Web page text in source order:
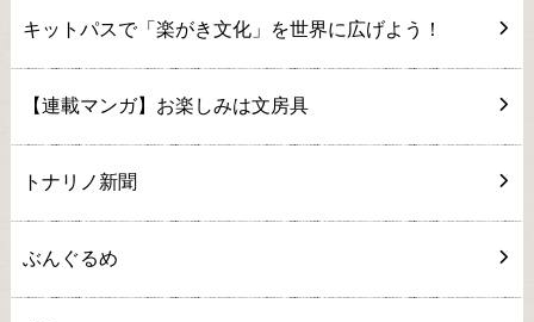
キットパスで「楽がき文化」を世界に広げよう！
【連載マンガ】お楽しみは文房具
トナリノ新聞
ぶんぐるめ